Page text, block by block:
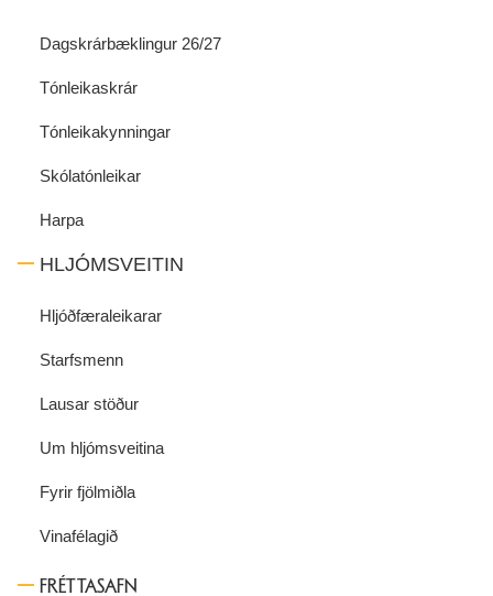
Dagskrárbæklingur 26/27
Tónleikaskrár
Tónleikakynningar
Skólatónleikar
Harpa
HLJÓMSVEITIN
Hljóðfæraleikarar
Starfsmenn
Lausar stöður
Um hljómsveitina
Fyrir fjölmiðla
Vinafélagið
FRÉTTASAFN